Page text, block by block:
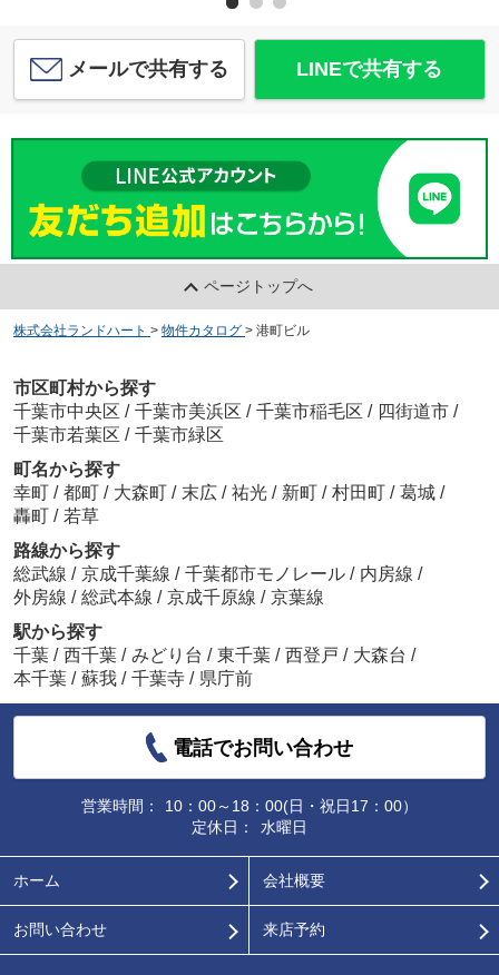
メールで共有する LINEで共有する
ページトップへ
株式会社ランドハート > 物件カタログ > 港町ビル
市区町村から探す
千葉市中央区 / 千葉市美浜区 / 千葉市稲毛区 / 四街道市 /
千葉市若葉区 / 千葉市緑区
町名から探す
幸町 / 都町 / 大森町 / 末広 / 祐光 / 新町 / 村田町 / 葛城 /
轟町 / 若草
路線から探す
総武線 / 京成千葉線 / 千葉都市モノレール / 内房線 /
外房線 / 総武本線 / 京成千原線 / 京葉線
駅から探す
千葉 / 西千葉 / みどり台 / 東千葉 / 西登戸 / 大森台 /
本千葉 / 蘇我 / 千葉寺 / 県庁前
電話でお問い合わせ
営業時間：
10：00～18：00(日・祝日17：00）
定休日：
水曜日
ホーム 会社概要
お問い合わせ 来店予約